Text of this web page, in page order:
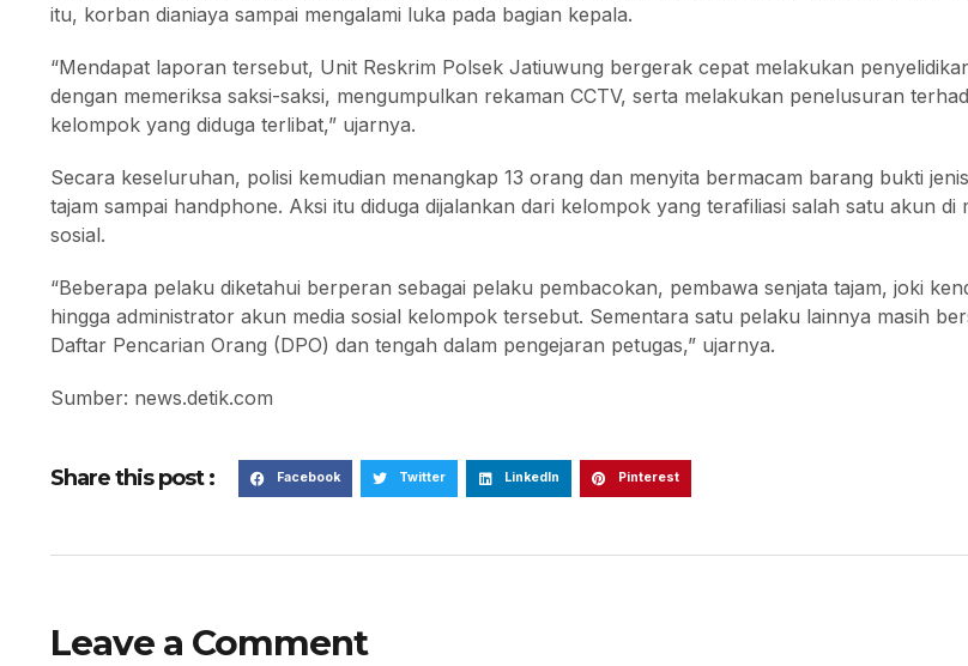
itu, korban dianiaya sampai mengalami luka pada bagian kepala.
“Mendapat laporan tersebut, Unit Reskrim Polsek Jatiuwung bergerak cepat melakukan
dengan memeriksa saksi-saksi, mengumpulkan rekaman CCTV, serta melakukan penelusuran
kelompok yang diduga terlibat,” ujarnya.
Secara keseluruhan, polisi kemudian menangkap 13 orang dan menyita bermacam barang bukti
tajam sampai handphone. Aksi itu diduga dijalankan dari kelompok yang terafiliasi salah satu akun di
sosial.
“Beberapa pelaku diketahui berperan sebagai pelaku pembacokan, pembawa senjata tajam, joki
hingga administrator akun media sosial kelompok tersebut. Sementara satu pelaku lainnya masih
Daftar Pencarian Orang (DPO) dan tengah dalam pengejaran petugas,” ujarnya.
Sumber: news.detik.com
Share this post : Facebook Twitter LinkedIn Pinterest
Leave a Comment